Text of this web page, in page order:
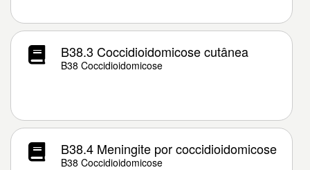
B38.3 Coccidioidomicose cutânea
B38 Coccidioidomicose
B38.4 Meningite por coccidioidomicose
B38 Coccidioidomicose